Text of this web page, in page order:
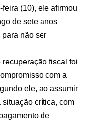
(10), ele afirmou
de sete anos
não ser
fiscal foi
com a
ele, ao assumir
situação crítica, com
de